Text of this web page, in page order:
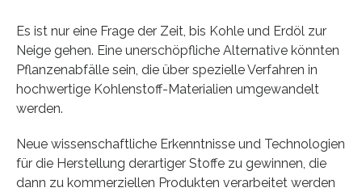
Es ist nur eine Frage der Zeit, bis Kohle und Erdöl zur
Neige gehen. Eine unerschöpfliche Alternative könnten
Pflanzenabfälle sein, die über spezielle Verfahren in
hochwertige Kohlenstoff-Materialien umgewandelt
werden.
Neue wissenschaftliche Erkenntnisse und Technologien
für die Herstellung derartiger Stoffe zu gewinnen, die
dann zu kommerziellen Produkten verarbeitet werden